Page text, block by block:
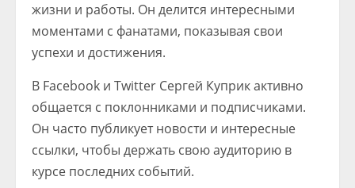
жизни и работы. Он делится интересными
моментами с фанатами, показывая свои
успехи и достижения.
В Facebook и Twitter Сергей Куприк активно
общается с поклонниками и подписчиками.
Он часто публикует новости и интересные
ссылки, чтобы держать свою аудиторию в
курсе последних событий.